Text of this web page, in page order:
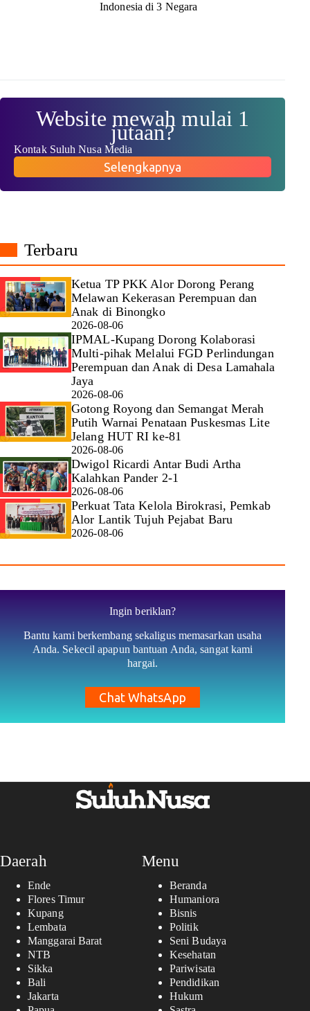
Indonesia di 3 Negara
Website mewah mulai 1
jutaan?
Kontak Suluh Nusa Media
Selengkapnya
Terbaru
Ketua TP PKK Alor Dorong Perang
Melawan Kekerasan Perempuan dan
Anak di Binongko
2026-08-06
IPMAL-Kupang Dorong Kolaborasi
Multi-pihak Melalui FGD Perlindungan
Perempuan dan Anak di Desa Lamahala
Jaya
2026-08-06
Gotong Royong dan Semangat Merah
Putih Warnai Penataan Puskesmas Lite
Jelang HUT RI ke-81
2026-08-06
Dwigol Ricardi Antar Budi Artha
Kalahkan Pander 2-1
2026-08-06
Perkuat Tata Kelola Birokrasi, Pemkab
Alor Lantik Tujuh Pejabat Baru
2026-08-06
Ingin beriklan?
Bantu kami berkembang sekaligus memasarkan usaha
Anda. Sekecil apapun bantuan Anda, sangat kami
hargai.
Chat WhatsApp
Daerah
Ende
Flores Timur
Kupang
Lembata
Manggarai Barat
NTB
Sikka
Bali
Jakarta
Menu
Beranda
Humaniora
Bisnis
Politik
Seni Budaya
Kesehatan
Pariwisata
Pendidikan
Hukum